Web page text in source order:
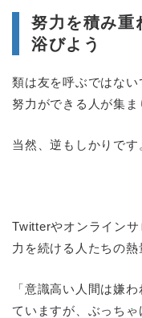
努力を積み重
浴びよう
類は友を呼ぶではな
努力ができる人が集ま
当然、逆もしかりです
Twitterやオンライン
力を続ける人たちの熱
「意識高い人間は嫌
ていますが、ぶっちゃ